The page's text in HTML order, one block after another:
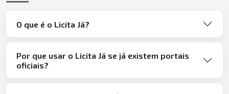
O que é o Licita Já?
Por que usar o Licita Já se já existem portais
oficiais?